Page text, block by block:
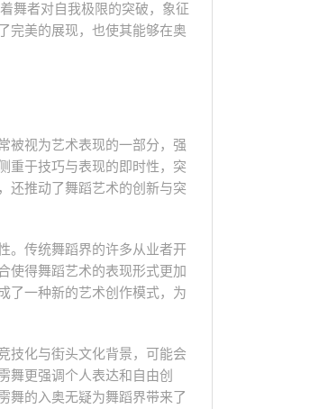
舞者对自我极限的突破，象征
完美的展现，也使其能够在奥
被视为艺术表现的一部分，强
重于技巧与表现的即时性，突
还推动了舞蹈艺术的创新与突
。传统舞蹈界的许多从业者开
使得舞蹈艺术的表现形式更加
了一种新的艺术创作模式，为
技化与街头文化背景，可能会
舞更强调个人表达和自由创
舞的入奥无疑为舞蹈界带来了